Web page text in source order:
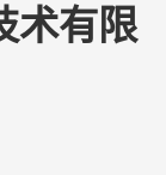
术有限